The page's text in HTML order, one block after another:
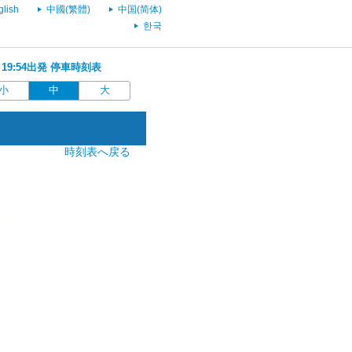
中國(繁體)
中国(简体)
한국
出発 停車時刻表
中 大
時刻表へ戻る